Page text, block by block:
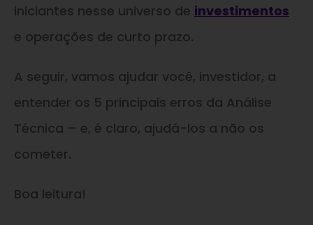
iniciantes nesse universo de investimentos
e operações de curto prazo.
A seguir, vamos ajudar você, investidor, a
entender os 5 principais erros da Análise
Técnica – e, é claro, ajudá-los a não os
cometer.
Boa leitura!